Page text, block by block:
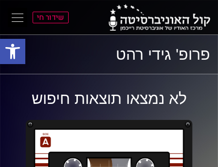
פתח
התפריט
הראשי
התוכן
הראשי
שידור חי
פרופ' גידי רהט
לא נמצאו תוצאות חיפוש